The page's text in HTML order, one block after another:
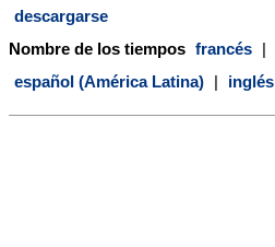
descargarse
Nombre de los tiempos francés |
español (América Latina) | inglés